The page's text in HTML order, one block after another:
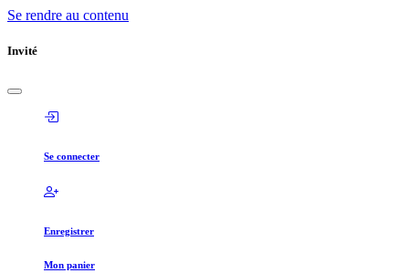
Se rendre au contenu
Invité
Se connecter
Enregistrer
Mon panier